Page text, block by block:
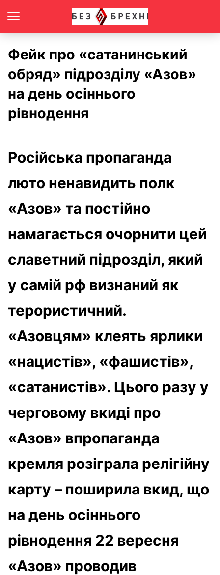
Фейк про «сатанинський
обряд» підрозділу «Азов»
на день осіннього
рівнодення
Російська пропаганда
люто ненавидить полк
«Азов» та постійно
намагається очорнити цей
славетний підрозділ, який
у самій рф визнаний як
терористичний.
«Азовцям» клеять ярлики
«нацистів», «фашистів»,
«сатанистів». Цього разу у
черговому вкиді про
«Азов» впропаганда
кремля розіграла релігійну
карту – поширила вкид, що
на день осіннього
рівнодення 22 вересня
«Азов» проводив